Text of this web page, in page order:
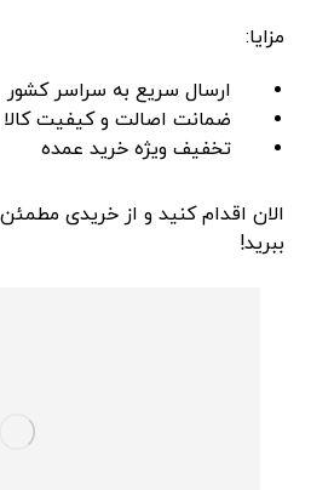
مزایا:
ارسال سریع به سراسر کشور
ضمانت اصالت و کیفیت کالا
تخفیف ویژه خرید عمده
الان اقدام کنید و از خریدی
ببرید!